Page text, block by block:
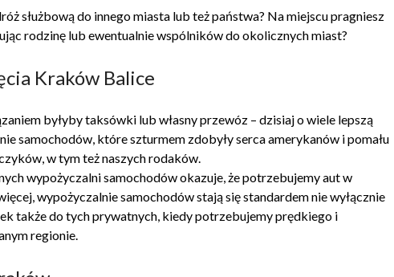
służbową do innego miasta lub też państwa? Na miejscu pragniesz
rodzinę lub ewentualnie wspólników do okolicznych miast?
Kraków Balice
byłyby taksówki lub własny przewóz – dzisiaj o wiele lepszą
samochodów, które szturmem zdobyły serca amerykanów i pomału
w tym też naszych rodaków.
wypożyczalni samochodów okazuje, że potrzebujemy aut w
wypożyczalnie samochodów stają się standardem nie wyłącznie
także do tych prywatnych, kiedy potrzebujemy prędkiego i
regionie.